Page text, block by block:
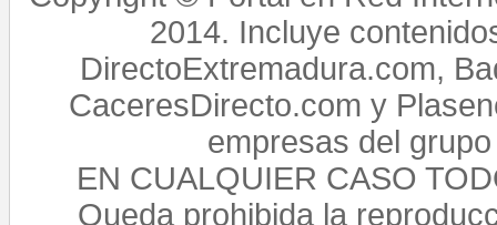
2014. Incluye
DirectoExtremadura.com,
CaceresDirecto.com y
empresas del
EN CUALQUIER CASO
Queda prohibida la